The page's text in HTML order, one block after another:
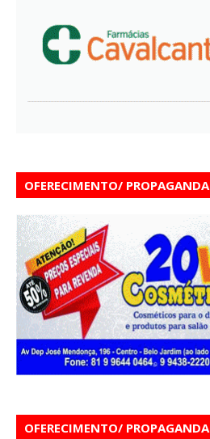
OFERECIMENTO/ PROPAGANDA
OFERECIMENTO/ PROPAGANDA